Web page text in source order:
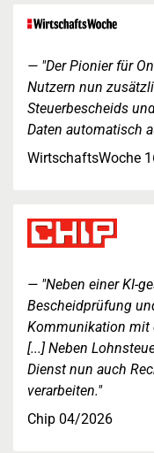
"Der Pionier für
Nutzern nun
Steuerbescheids
Daten automatisch
WirtschaftsWoche
"Neben einer KI-
Bescheidprüfung
Kommunikation mit
[...] Neben
Dienst nun auch
verarbeiten."
Chip 04/2026